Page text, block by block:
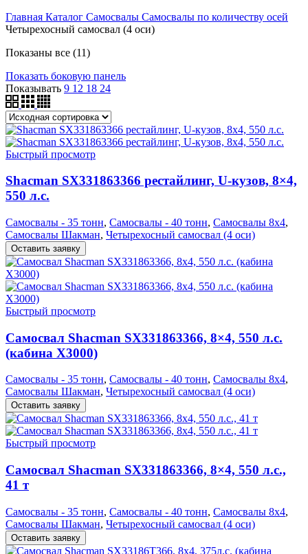
Главная Каталог Самосвалы Самосвалы по количеству осей
Четырехосный самосвал (4 оси)
Показаны все (11)
Показать боковую панель
Показывать 9 12 18 24
Быстрый просмотр
Shacman SX331863366 рестайлинг, U-кузов, 8×4,
550 л.с.
Самосвалы - 35 тонн, Самосвалы - 40 тонн, Самосвалы 8х4,
Самосвалы Шакман, Четырехосный самосвал (4 оси)
Оставить заявку
Быстрый просмотр
Самосвал Shacman SX331863366, 8×4, 550 л.с.
(кабина Х3000)
Самосвалы - 35 тонн, Самосвалы - 40 тонн, Самосвалы 8х4,
Самосвалы Шакман, Четырехосный самосвал (4 оси)
Оставить заявку
Быстрый просмотр
Самосвал Shacman SX331863366, 8×4, 550 л.с.,
41 т
Самосвалы - 35 тонн, Самосвалы - 40 тонн, Самосвалы 8х4,
Самосвалы Шакман, Четырехосный самосвал (4 оси)
Оставить заявку